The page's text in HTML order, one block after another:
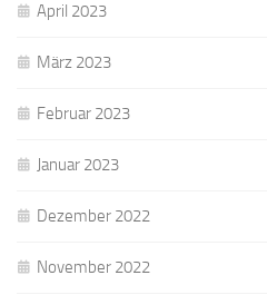
April 2023
März 2023
Februar 2023
Januar 2023
Dezember 2022
November 2022